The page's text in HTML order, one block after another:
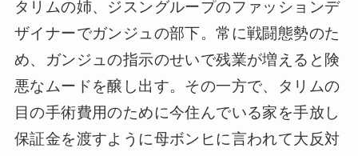
タリムの姉、ジスングループのファッションデ
ザイナーでガンジュの部下。常に戦闘態勢のた
め、ガンジュの指示のせいで残業が増えると険
悪なムードを醸し出す。その一方で、タリムの
目の手術費用のために今住んでいる家を手放し
保証金を渡すように母ボンヒに言われて大反対